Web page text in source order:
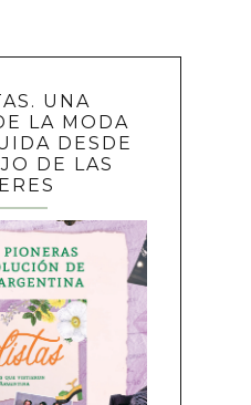
UNA
LA MODA
DESDE
DE LAS